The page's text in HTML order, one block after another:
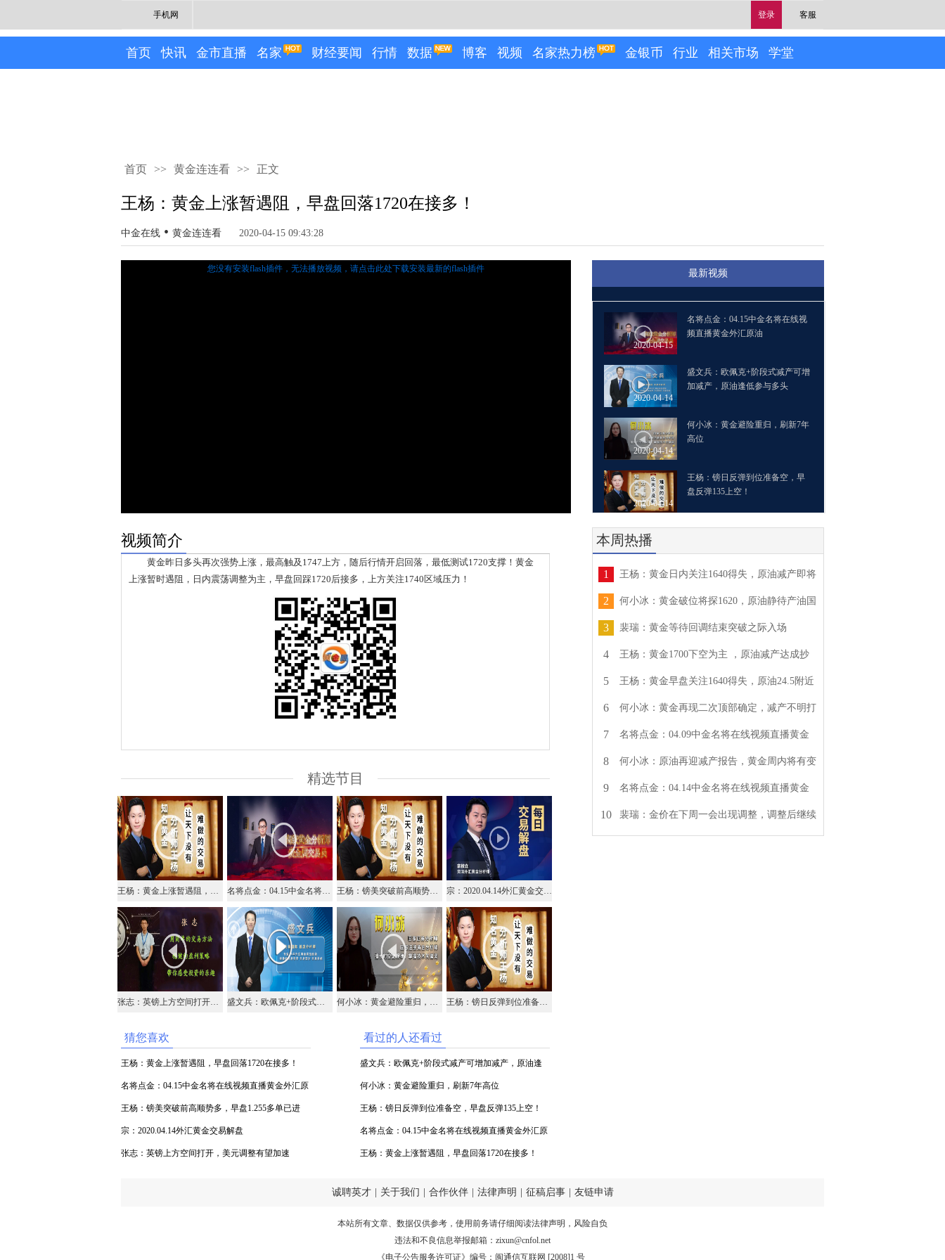
登录 客服
手机网
首页 快讯 金市直播 名家 财经要闻 行情 数据 博客 视频 名家热力榜 金银币 行业 相关市场 学堂
首页 >> 黄金连连看 >> 正文
王杨：黄金上涨暂遇阻，早盘回落1720在接多！
中金在线 • 黄金连连看 2020-04-15 09:43:28
您没有安装flash插件，无法播放视频， 请点击此处下载安装最新的flash插件 最新视频
2020-04-15
名将点金：04.15中金名将在线视
频直播黄金外汇原油
2020-04-14
盛文兵：欧佩克+阶段式减产可增
加减产，原油逢低参与多头
2020-04-14
何小冰：黄金避险重归，刷新7年
高位
2020-04-14
王杨：镑日反弹到位准备空，早
盘反弹135上空！
视频简介
黄金昨日多头再次强势上涨，最高触及1747上方，随后行情开启回落，最低测试1720支撑！黄金
上涨暂时遇阻，日内震荡调整为主，早盘回踩1720后接多，上方关注1740区域压力！
精选节目
王杨：黄金上涨暂遇阻，早盘回落1720在接多！ 名将点金：04.15中金名将在线视频直播黄金外汇原油 王杨：镑美突破前高顺势多，早盘1.255多单已进场！ 宗：2020.04.14外汇黄金交易解盘
张志：英镑上方空间打开，美元调整有望加速 盛文兵：欧佩克+阶段式减产可增加减产，原油逢低参与多头 何小冰：黄金避险重归，刷新7年高位 王杨：镑日反弹到位准备空，早盘反弹135上空！
猜您喜欢
王杨：黄金上涨暂遇阻，早盘回落1720在接多！
名将点金：04.15中金名将在线视频直播黄金外汇原
油
王杨：镑美突破前高顺势多，早盘1.255多单已进
场！
宗：2020.04.14外汇黄金交易解盘
张志：英镑上方空间打开，美元调整有望加速
看过的人还看过
盛文兵：欧佩克+阶段式减产可增加减产，原油逢
低参与多头
何小冰：黄金避险重归，刷新7年高位
王杨：镑日反弹到位准备空，早盘反弹135上空！
名将点金：04.15中金名将在线视频直播黄金外汇原
油
王杨：黄金上涨暂遇阻，早盘回落1720在接多！
本周热播
1 王杨：黄金日内关注1640得失，原油减产即将
2 何小冰：黄金破位将探1620，原油静待产油国
3 裴瑞：黄金等待回调结束突破之际入场
4 王杨：黄金1700下空为主 ，原油减产达成抄
5 王杨：黄金早盘关注1640得失，原油24.5附近
6 何小冰：黄金再现二次顶部确定，减产不明打
7 名将点金：04.09中金名将在线视频直播黄金
8 何小冰：原油再迎减产报告，黄金周内将有变
9 名将点金：04.14中金名将在线视频直播黄金
10 裴瑞：金价在下周一会出现调整，调整后继续
诚聘英才 关于我们 合作伙伴 法律声明 征稿启事 友链申请
本站所有文章、数据仅供参考，使用前务请仔细阅读法律声明 ，风险自负
违法和不良信息举报邮箱： zixun@cnfol.net
《电子公告服务许可证》编号：闽通信互联网 [2008]1 号